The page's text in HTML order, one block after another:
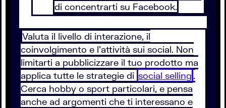
di concentrarti su Facebook.
Valuta il livello di interazione, il
coinvolgimento e l’attività sui social. Non
limitarti a pubblicizzare il tuo prodotto ma
applica tutte le strategie di social selling .
Cerca hobby o sport particolari, e pensa
anche ad argomenti che ti interessano e